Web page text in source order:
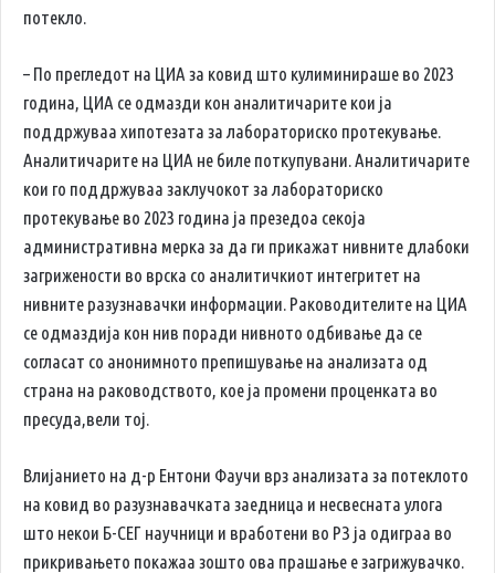
потекло.
– По прегледот на ЦИА за ковид што кулиминираше во 2023
година, ЦИА се одмазди кон аналитичарите кои ја
поддржуваа хипотезата за лабораториско протекување.
Аналитичарите на ЦИА не биле поткупувани. Аналитичарите
кои го поддржуваа заклучокот за лабораториско
протекување во 2023 година ја презедоа секоја
административна мерка за да ги прикажат нивните длабоки
загрижености во врска со аналитичкиот интегритет на
нивните разузнавачки информации. Раководителите на ЦИА
се одмаздија кон нив поради нивното одбивање да се
согласат со анонимното препишување на анализата од
страна на раководството, кое ја промени проценката во
пресуда,вели тој.
Влијанието на д-р Ентони Фаучи врз анализата за потеклото
на ковид во разузнавачката заедница и несвесната улога
што некои Б-СЕГ научници и вработени во РЗ ја одиграа во
прикривањето покажаа зошто ова прашање е загрижувачко.